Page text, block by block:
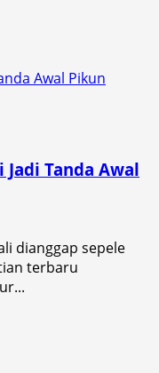
Awal Pikun
Tanda Awal
dianggap sepele
terbaru